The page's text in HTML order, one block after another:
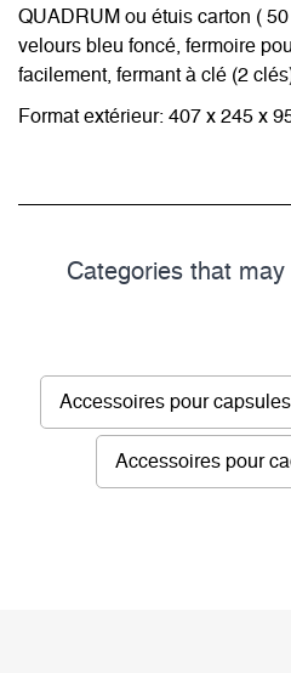
QUADRUM ou étuis carton (
velours bleu foncé, fermoire
facilement, fermant à clé (2
Format extérieur: 407 x 245 x
Categories that
Accessoires pour
Accessoires pour